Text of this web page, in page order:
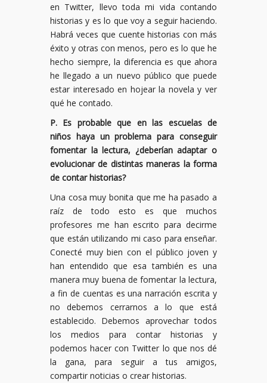
en Twitter, llevo toda mi vida contando
historias y es lo que voy a seguir haciendo.
Habrá veces que cuente historias con más
éxito y otras con menos, pero es lo que he
hecho siempre, la diferencia es que ahora
he llegado a un nuevo público que puede
estar interesado en hojear la novela y ver
qué he contado.
P. Es probable que en las escuelas de
niños haya un problema para conseguir
fomentar la lectura, ¿deberían adaptar o
evolucionar de distintas maneras la forma
de contar historias?
Una cosa muy bonita que me ha pasado a
raíz de todo esto es que muchos
profesores me han escrito para decirme
que están utilizando mi caso para enseñar.
Conecté muy bien con el público joven y
han entendido que esa también es una
manera muy buena de fomentar la lectura,
a fin de cuentas es una narración escrita y
no debemos cerrarnos a lo que está
establecido. Debemos aprovechar todos
los medios para contar historias y
podemos hacer con Twitter lo que nos dé
la gana, para seguir a tus amigos,
compartir noticias o crear historias.